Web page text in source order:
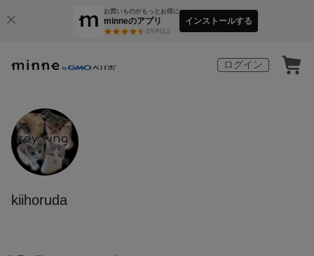
お買いものがもっとお得に
minneのアプリ
3万件以上
インストールする
ログイン
kiihoruda